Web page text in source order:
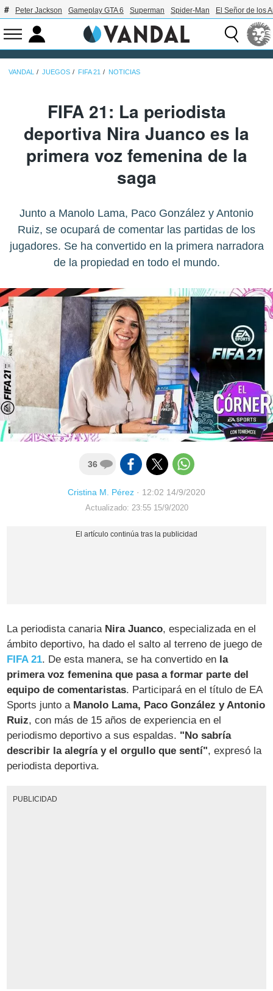
Peter Jackson Gameplay GTA 6 Superman Spider-Man El Señor de los
VANDAL JUEGOS FIFA 21 NOTICIAS
FIFA 21: La periodista
deportiva Nira Juanco es la
primera voz femenina de la
saga
Junto a Manolo Lama, Paco González y Antonio
Ruiz, se ocupará de comentar las partidas de los
jugadores. Se ha convertido en la primera narradora
de la propiedad en todo el mundo.
36
Cristina M. Pérez · 12:02 14/9/2020
Actualizado: 23:55 15/9/2020
La periodista canaria Nira Juanco, especializada en el
ámbito deportivo, ha dado el salto al terreno de juego de
FIFA 21. De esta manera, se ha convertido en la
primera voz femenina que pasa a formar parte del
equipo de comentaristas. Participará en el título de EA
Sports junto a Manolo Lama, Paco González y Antonio
Ruiz, con más de 15 años de experiencia en el
periodismo deportivo a sus espaldas. "No sabría
describir la alegría y el orgullo que sentí", expresó la
periodista deportiva.
PUBLICIDAD